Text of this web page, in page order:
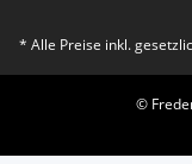
* Alle Preise inkl.
©